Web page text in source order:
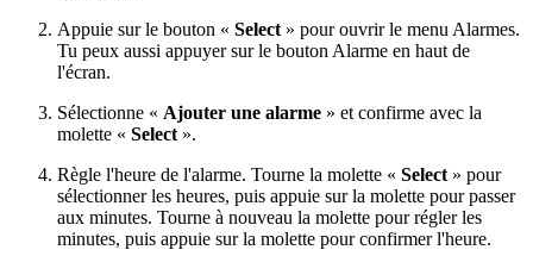
Appuie sur le bouton « Select » pour ouvrir le menu Alarmes.
Tu peux aussi appuyer sur le bouton Alarme en haut de
l'écran.
Sélectionne « Ajouter une alarme » et confirme avec la
molette « Select ».
Règle l'heure de l'alarme. Tourne la molette « Select » pour
sélectionner les heures, puis appuie sur la molette pour passer
aux minutes. Tourne à nouveau la molette pour régler les
minutes, puis appuie sur la molette pour confirmer l'heure.